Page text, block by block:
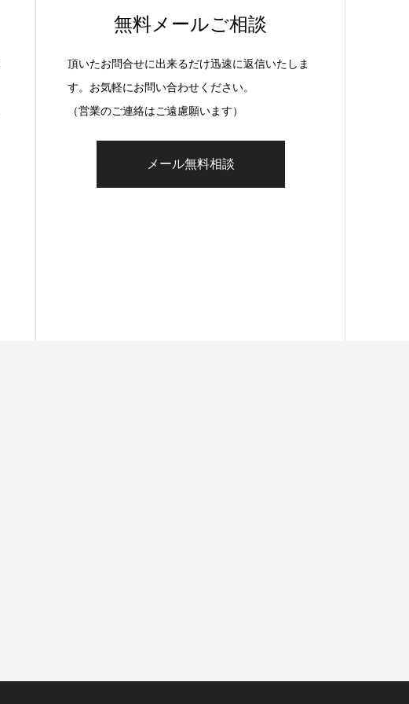
無料メールご相談
頂いたお問合せに出来るだけ迅速に返信いたしま
す。お気軽にお問い合わせください。
（営業のご連絡はご遠慮願います）
メール無料相談